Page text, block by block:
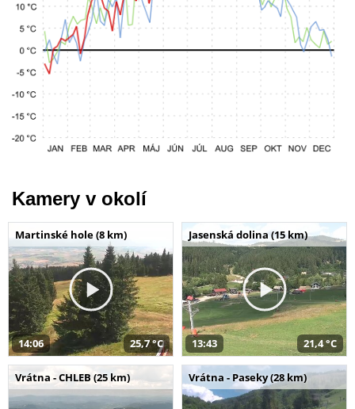
Kamery v okolí
Martinské hole (8 km)
14:06 25,7 °C
Jasenská dolina (15 km)
13:43 21,4 °C
Vrátna - CHLEB (25 km) Vrátna - Paseky (28 km)